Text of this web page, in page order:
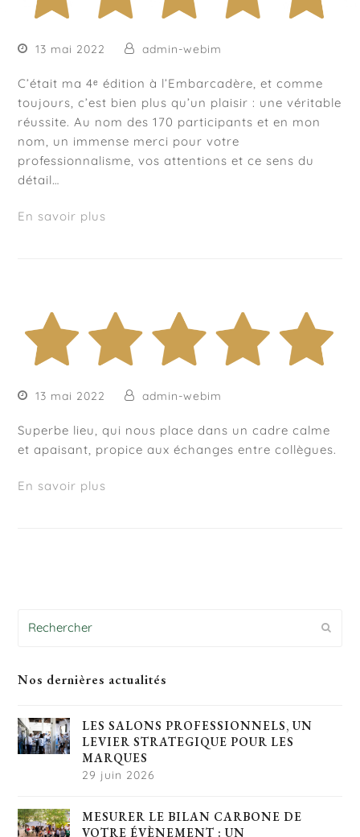
13 mai 2022 admin-webim
C’était ma 4ᵉ édition à l’Embarcadère, et comme
toujours, c’est bien plus qu’un plaisir : une véritable
réussite. Au nom des 170 participants et en mon
nom, un immense merci pour votre
professionnalisme, vos attentions et ce sens du
détail…
En savoir plus
13 mai 2022 admin-webim
Superbe lieu, qui nous place dans un cadre calme
et apaisant, propice aux échanges entre collègues.
En savoir plus
Nos dernières actualités
LES SALONS PROFESSIONNELS, UN
LEVIER STRATEGIQUE POUR LES
MARQUES
29 juin 2026
MESURER LE BILAN CARBONE DE
VOTRE ÉVÈNEMENT : UN